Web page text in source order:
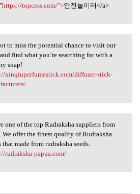
https://topcess.com/">안전놀이터</a>
to miss the potential
to miss the potential chance to visit our
find what you’re searching for with a
snap!
xinqiuperfumestick.com/diffuser-stick-
one of the top
one of the top Rudraksha suppliers from
We offer the finest quality of Rudraksha
that made from rudraksha seeds.
rudraksha-papua.com/